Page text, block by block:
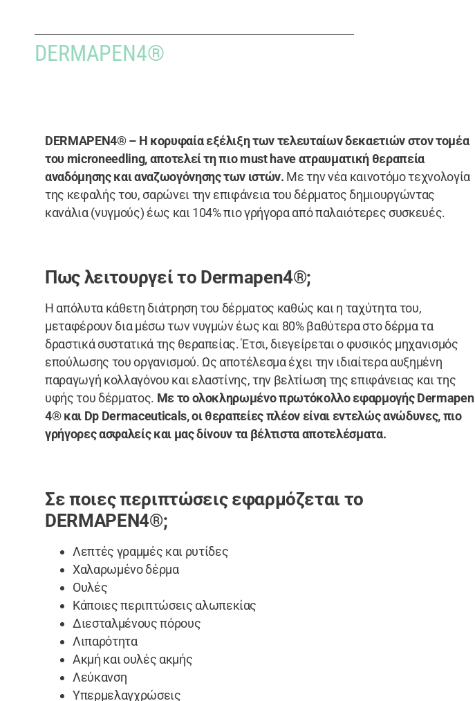
DERMAPEN4®
DERMAPEN4® – Η κορυφαία εξέλιξη των τελευταίων δεκαετιών στον τομέα
του microneedling, αποτελεί τη πιο must have ατραυματική θεραπεία
αναδόμησης και αναζωογόνησης των ιστών. Με την νέα καινοτόμο τεχνολογία
της κεφαλής του, σαρώνει την επιφάνεια του δέρματος δημιουργώντας
κανάλια (νυγμούς) έως και 104% πιο γρήγορα από παλαιότερες συσκευές.
Πως λειτουργεί το Dermapen4®;
Η απόλυτα κάθετη διάτρηση του δέρματος καθώς και η ταχύτητα του,
μεταφέρουν δια μέσω των νυγμών έως και 80% βαθύτερα στο δέρμα τα
δραστικά συστατικά της θεραπείας. Έτσι, διεγείρεται ο φυσικός μηχανισμός
επούλωσης του οργανισμού. Ως αποτέλεσμα έχει την ιδιαίτερα αυξημένη
παραγωγή κολλαγόνου και ελαστίνης, την βελτίωση της επιφάνειας και της
υφής του δέρματος. Με το ολοκληρωμένο πρωτόκολλο εφαρμογής Dermapen
4® και Dp Dermaceuticals, οι θεραπείες πλέον είναι εντελώς ανώδυνες, πιο
γρήγορες ασφαλείς και μας δίνουν τα βέλτιστα αποτελέσματα.
Σε ποιες περιπτώσεις εφαρμόζεται το
DERMAPEN4®;
Λεπτές γραμμές και ρυτίδες
Χαλαρωμένο δέρμα
Ουλές
Κάποιες περιπτώσεις αλωπεκίας
Διεσταλμένους πόρους
Λιπαρότητα
Ακμή και ουλές ακμής
Λεύκανση
Υπερμελαγχρώσεις